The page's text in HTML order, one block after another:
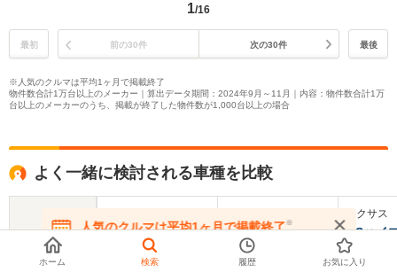
1/16
最初 前の30件 次の30件 最後
※人気のクルマは平均1ヶ月で掲載終了
物件数合計1万台以上のメーカー｜算出データ期間：2024年9月～11月｜内容：物件数合計1万
台以上のメーカーのうち、掲載が終了した物件数が1,000台以上の場合
よく一緒に検討される車種を比較
HS UX
レクサス
GSハイ
人気のクルマは平均1ヶ月で掲載終了※
在庫が無くなる前にお問い合わせください
ホーム 検索 履歴 お気に入り